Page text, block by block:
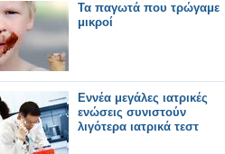
Τα παγωτά που τρώγαμε
μικροί
Εννέα μεγάλες ιατρικές
ενώσεις συνιστούν
λιγότερα ιατρικά τεστ